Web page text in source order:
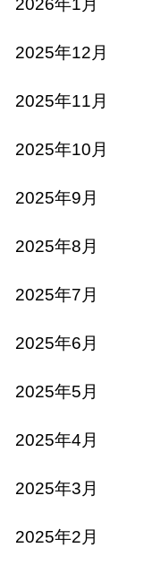
2026年1月
2025年12月
2025年11月
2025年10月
2025年9月
2025年8月
2025年7月
2025年6月
2025年5月
2025年4月
2025年3月
2025年2月